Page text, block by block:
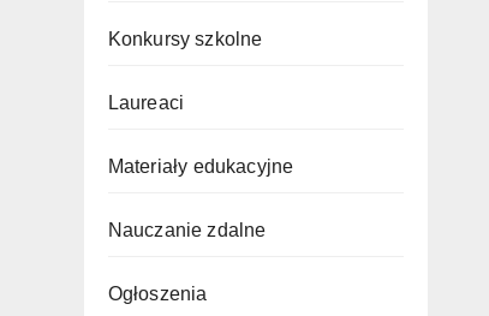
Konkursy szkolne
Laureaci
Materiały edukacyjne
Nauczanie zdalne
Ogłoszenia